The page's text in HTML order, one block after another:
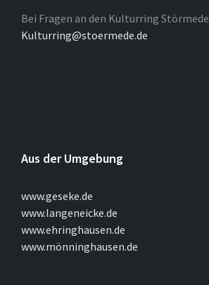
Bei Fragen an den Kulturring Störmede
Kulturring@stoermede.de
Aus der Umgebung
www.geseke.de
www.langeneicke.de
www.ehringhausen.de
www.mönninghausen.de